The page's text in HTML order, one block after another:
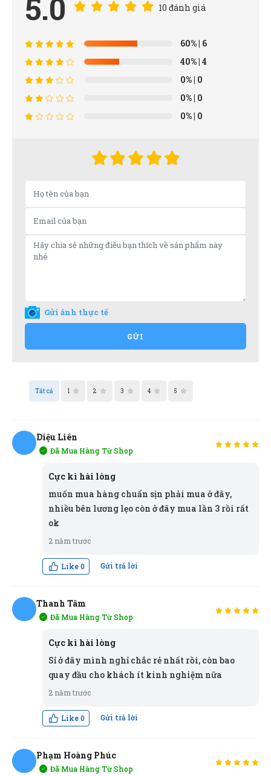
5.0 10 đánh giá
60%| 6
40%| 4
0%| 0
0%| 0
0%| 0
Gửi ảnh thực tế
GỬI
Tất cả 1 2 3 4 5
Diệu Liên
Đã Mua Hàng Từ Shop
Cực kì hài lòng
muốn mua hàng chuẩn sịn phải mua ở đây,
nhiều bên lương lẹo còn ở đây mua lần 3 rồi rất
ok
2 năm trước
Like0 Gửi trả lời
Thanh Tâm
Đã Mua Hàng Từ Shop
Cực kì hài lòng
Sỉ ở đây mình nghỉ chắc rẻ nhất rồi, còn bao
quay đầu cho khách ít kinh nghiệm nữa
2 năm trước
Like0 Gửi trả lời
Phạm Hoàng Phúc
Đã Mua Hàng Từ Shop
Phú Quốc (0708101139) vừa đặt mua
Bút chì STEADTLER
Thanh Huy(0428058810)
Lương Văn Hồ(0492702401)
Đinh Phước (0282511277)
(Đánh giá 2 năm trước)
được bạn bè giới thiệu nên mới dùng thử, phải nói là
số 1 luôn
Lan Chi Trần
sài thử rồi cảm thấy rất tốt, thank shop , sẽ quay lại
ủng hộ shop nữa
Diệu Liên
(Đánh giá 2 năm trước)
muốn mua hàng chuẩn sịn phải mua ở đây, nhiều bên
lương lẹo còn ở đây mua lần 3 rồi rất ok
Thanh Tâm